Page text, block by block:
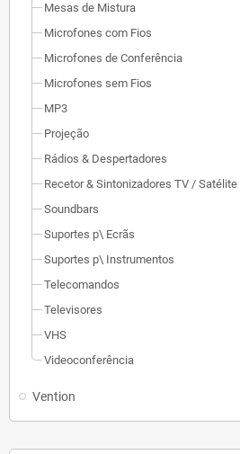
Mesas de Mistura
Microfones com Fios
Microfones de Conferência
Microfones sem Fios
MP3
Projeção
Rádios & Despertadores
Recetor & Sintonizadores TV / Satélite
Soundbars
Suportes p\ Ecrãs
Suportes p\ Instrumentos
Telecomandos
Televisores
VHS
Videoconferência
Vention